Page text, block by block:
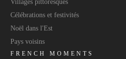
Villages pittoresques
Célébrations et festivités
Noël dans l'Est
Pays voisins
FRENCH MOMENTS